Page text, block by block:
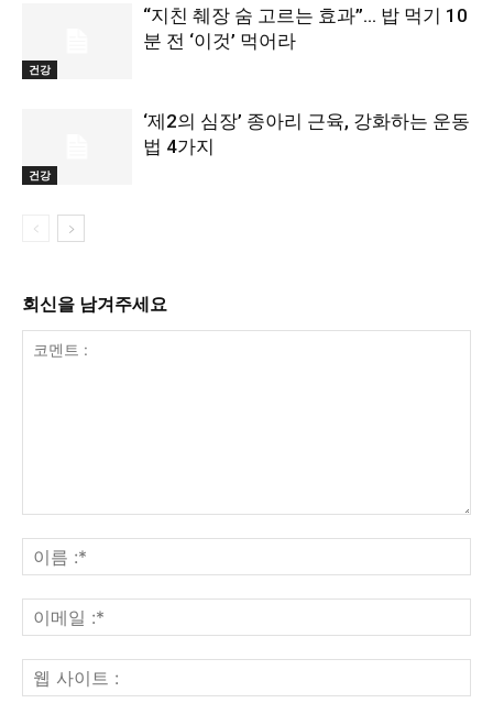
건강
“지친 췌장 숨 고르는 효과”… 밥 먹기 10
분 전 ‘이것’ 먹어라
건강
‘제2의 심장’ 종아리 근육, 강화하는 운동
법 4가지
회신을 남겨주세요